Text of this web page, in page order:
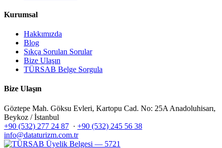
Kurumsal
Hakkımızda
Blog
Sıkça Sorulan Sorular
Bize Ulaşın
TÜRSAB Belge Sorgula
Bize Ulaşın
Göztepe Mah. Göksu Evleri, Kartopu Cad. No: 25A Anadoluhisarı,
Beykoz / İstanbul
+90 (532) 277 24 87 · +90 (532) 245 56 38
info@dataturizm.com.tr